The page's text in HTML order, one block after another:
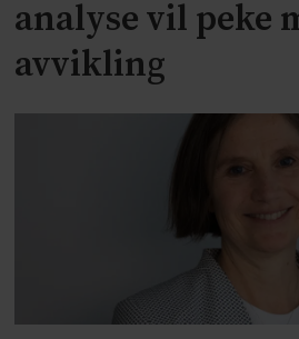
analyse vil peke
avvikling